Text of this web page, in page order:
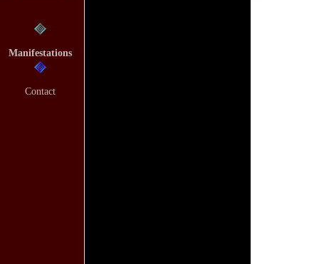
Manifestations
Contact